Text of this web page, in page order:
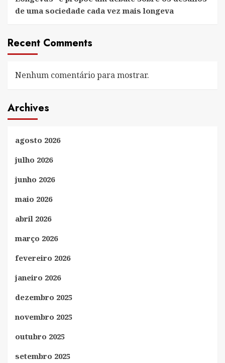
de uma sociedade cada vez mais longeva
Recent Comments
Nenhum comentário para mostrar.
Archives
agosto 2026
julho 2026
junho 2026
maio 2026
abril 2026
março 2026
fevereiro 2026
janeiro 2026
dezembro 2025
novembro 2025
outubro 2025
setembro 2025